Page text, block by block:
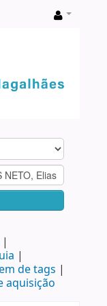
de tags
aquisição